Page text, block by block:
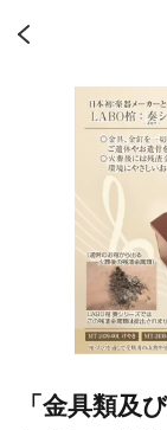
「金具類及